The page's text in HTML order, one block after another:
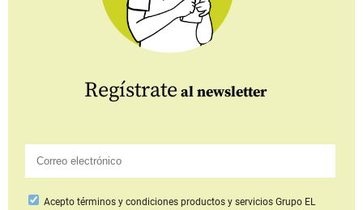
Regístrate al newsletter
Aceptotérminos y condiciones productos y serviciosGrupo EL